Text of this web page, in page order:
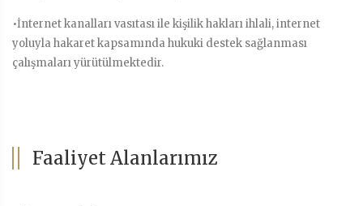
•İnternet kanalları vasıtası ile kişilik hakları ihlali, internet
yoluyla hakaret kapsamında hukuki destek sağlanması
çalışmaları yürütülmektedir.
Faaliyet Alanlarımız